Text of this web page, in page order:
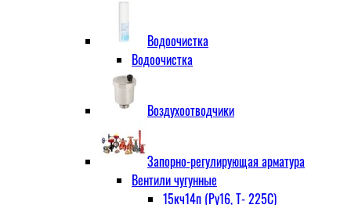
Водоочистка
Водоочистка
Воздухоотводчики
Запорно-регулирующая арматура
Вентили чугунные
15кч14п (Ру16, Т- 225С)